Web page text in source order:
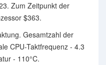
Zum Zeitpunkt der
$363.
Gesamtzahl der
CPU-Taktfrequenz - 4.3
- 110°C.